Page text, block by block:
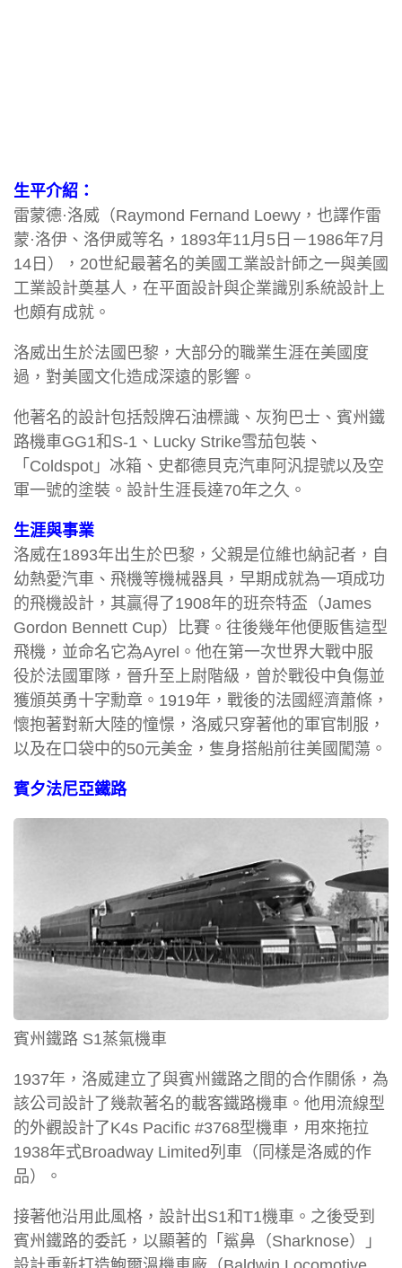
生平介紹：
雷蒙德·洛威（Raymond Fernand Loewy，也譯作雷
蒙·洛伊、洛伊威等名，1893年11月5日－1986年7月
14日），20世紀最著名的美國工業設計師之一與美國
工業設計奠基人，在平面設計與企業識別系統設計上
也頗有成就。
洛威出生於法國巴黎，大部分的職業生涯在美國度
過，對美國文化造成深遠的影響。
他著名的設計包括殼牌石油標識、灰狗巴士、賓州鐵
路機車GG1和S-1、Lucky Strike雪茄包裝、
「Coldspot」冰箱、史都德貝克汽車阿汎提號以及空
軍一號的塗裝。設計生涯長達70年之久。
生涯與事業
洛威在1893年出生於巴黎，父親是位維也納記者，自
幼熱愛汽車、飛機等機械器具，早期成就為一項成功
的飛機設計，其贏得了1908年的班奈特盃（James
Gordon Bennett Cup）比賽。往後幾年他便販售這型
飛機，並命名它為Ayrel。他在第一次世界大戰中服
役於法國軍隊，晉升至上尉階級，曾於戰役中負傷並
獲頒英勇十字勳章。1919年，戰後的法國經濟蕭條，
懷抱著對新大陸的憧憬，洛威只穿著他的軍官制服，
以及在口袋中的50元美金，隻身搭船前往美國闖蕩。
賓夕法尼亞鐵路
賓州鐵路 S1蒸氣機車
1937年，洛威建立了與賓州鐵路之間的合作關係，為
該公司設計了幾款著名的載客鐵路機車。他用流線型
的外觀設計了K4s Pacific #3768型機車，用來拖拉
1938年式Broadway Limited列車（同樣是洛威的作
品）。
接著他沿用此風格，設計出S1和T1機車。之後受到
賓州鐵路的委託，以顯著的「鯊鼻（Sharknose）」